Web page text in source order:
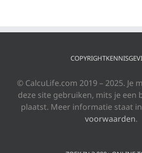
© CalcuLife.com 2019 – 2025. Je
deze site gebruiken, mits je een
plaatst. Meer informatie staat
voorwaarden.